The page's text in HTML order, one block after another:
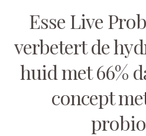
Esse Live
verbetert de
huid met 66%
concept